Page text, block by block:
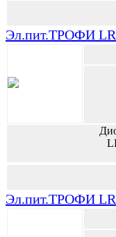
Эл.пит.ТРОФИ
Эл.пит.ТРОФИ